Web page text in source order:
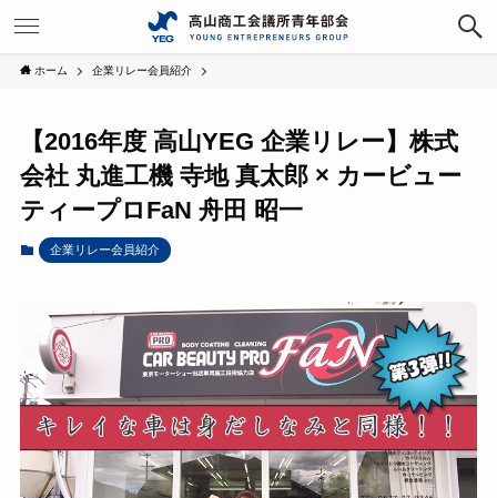
ホーム 企業リレー会員紹介
【2016年度 高山YEG 企業リレー】株式
会社 丸進工機 寺地 真太郎 × カービュー
ティープロFaN 舟田 昭一
企業リレー会員紹介